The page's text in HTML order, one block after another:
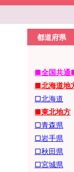
都道府県
■全国共通
■北海道地
□北海道
■東北地方
□青森県
□岩手県
□秋田県
□宮城県